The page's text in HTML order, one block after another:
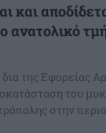
και
ανατολικό
της Εφορείας
του
στην